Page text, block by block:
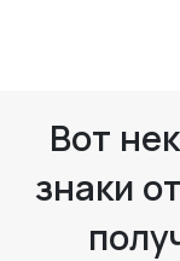
Вот
знаки